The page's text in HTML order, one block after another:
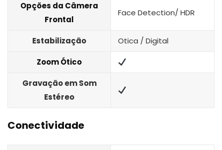
Opções da Câmera
Frontal
Face Detection/ HDR
Estabilização Otica / Digital
Zoom Ótico
Gravação em Som
Estéreo
Conectividade